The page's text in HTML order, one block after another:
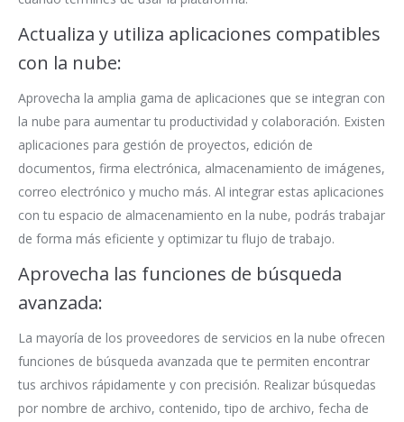
Actualiza y utiliza aplicaciones compatibles
con la nube:
Aprovecha la amplia gama de aplicaciones que se integran con
la nube para aumentar tu productividad y colaboración. Existen
aplicaciones para gestión de proyectos, edición de
documentos, firma electrónica, almacenamiento de imágenes,
correo electrónico y mucho más. Al integrar estas aplicaciones
con tu espacio de almacenamiento en la nube, podrás trabajar
de forma más eficiente y optimizar tu flujo de trabajo.
Aprovecha las funciones de búsqueda
avanzada:
La mayoría de los proveedores de servicios en la nube ofrecen
funciones de búsqueda avanzada que te permiten encontrar
tus archivos rápidamente y con precisión. Realizar búsquedas
por nombre de archivo, contenido, tipo de archivo, fecha de